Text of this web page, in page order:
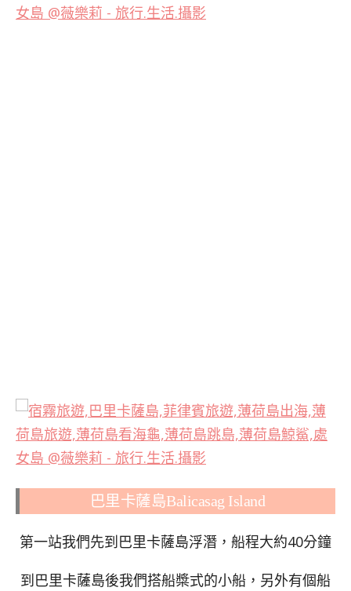
巴里卡薩島Balicasag Island
第一站我們先到巴里卡薩島浮潛，船程大約40分鐘
到巴里卡薩島後我們搭船槳式的小船，另外有個船